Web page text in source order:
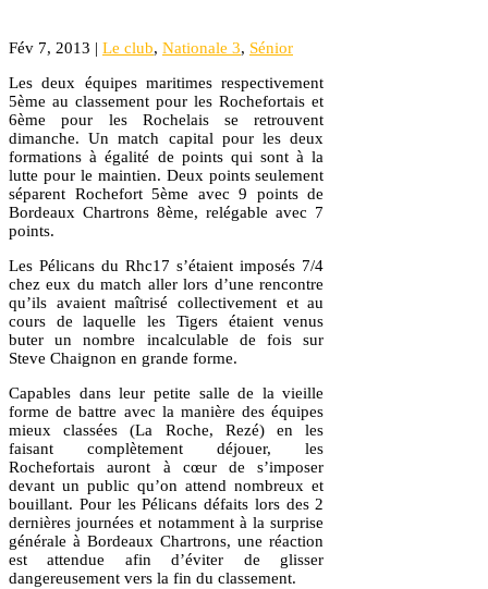
Fév 7, 2013 | Le club, Nationale 3, Sénior
Les deux équipes maritimes respectivement
5ème au classement pour les Rochefortais et
6ème pour les Rochelais se retrouvent
dimanche. Un match capital pour les deux
formations à égalité de points qui sont à la
lutte pour le maintien. Deux points seulement
séparent Rochefort 5ème avec 9 points de
Bordeaux Chartrons 8ème, relégable avec 7
points.
Les Pélicans du Rhc17 s’étaient imposés 7/4
chez eux du match aller lors d’une rencontre
qu’ils avaient maîtrisé collectivement et au
cours de laquelle les Tigers étaient venus
buter un nombre incalculable de fois sur
Steve Chaignon en grande forme.
Capables dans leur petite salle de la vieille
forme de battre avec la manière des équipes
mieux classées (La Roche, Rezé) en les
faisant complètement déjouer, les
Rochefortais auront à cœur de s’imposer
devant un public qu’on attend nombreux et
bouillant. Pour les Pélicans défaits lors des 2
dernières journées et notamment à la surprise
générale à Bordeaux Chartrons, une réaction
est attendue afin d’éviter de glisser
dangereusement vers la fin du classement.